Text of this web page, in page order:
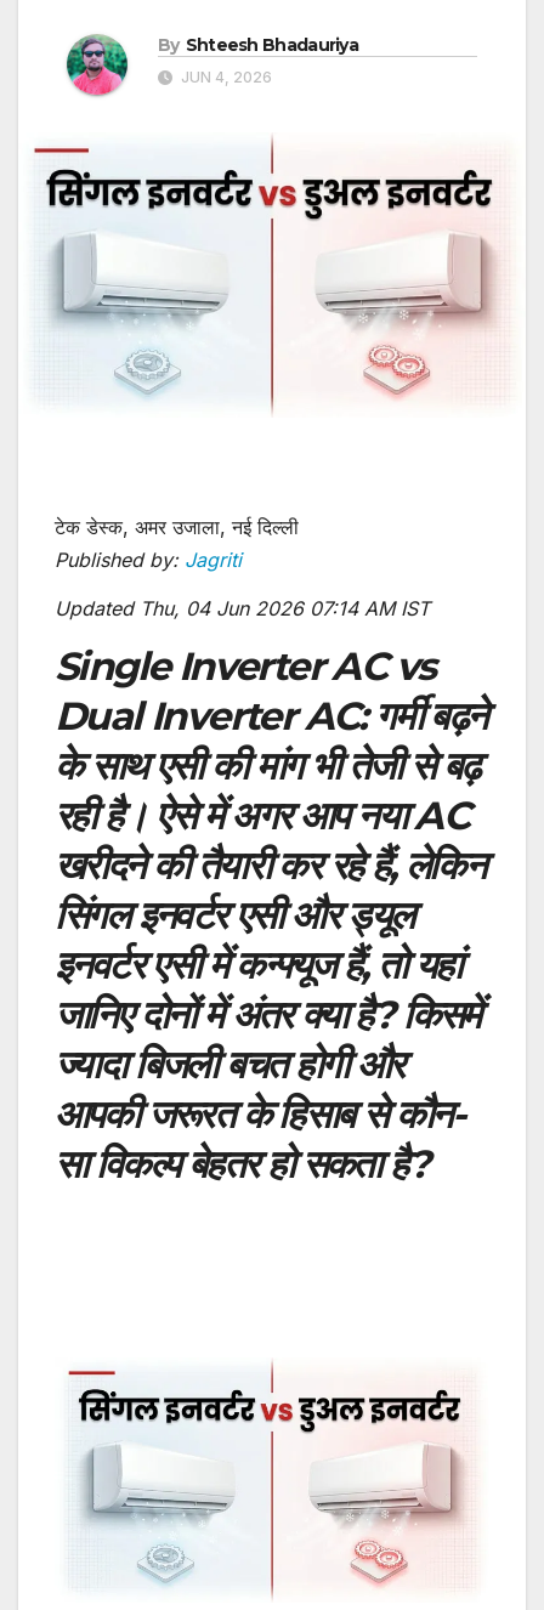
By Shteesh Bhadauriya
JUN 4, 2026
टेक डेस्क, अमर उजाला, नई दिल्ली
Published by: Jagriti
Updated Thu, 04 Jun 2026 07:14 AM IST
Single Inverter AC vs
Dual Inverter AC: गर्मी बढ़ने
के साथ एसी की मांग भी तेजी से बढ़
रही है। ऐसे में अगर आप नया AC
खरीदने की तैयारी कर रहे हैं, लेकिन
सिंगल इनवर्टर एसी और ड्यूल
इनवर्टर एसी में कन्फ्यूज हैं, तो यहां
जानिए दोनों में अंतर क्या है? किसमें
ज्यादा बिजली बचत होगी और
आपकी जरूरत के हिसाब से कौन-
सा विकल्प बेहतर हो सकता है?